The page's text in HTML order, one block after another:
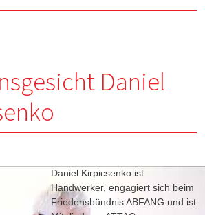
Daniel
Daniel Kirpicsenko ist
Handwerker, engagiert sich beim
Friedensbündnis ABFANG und ist